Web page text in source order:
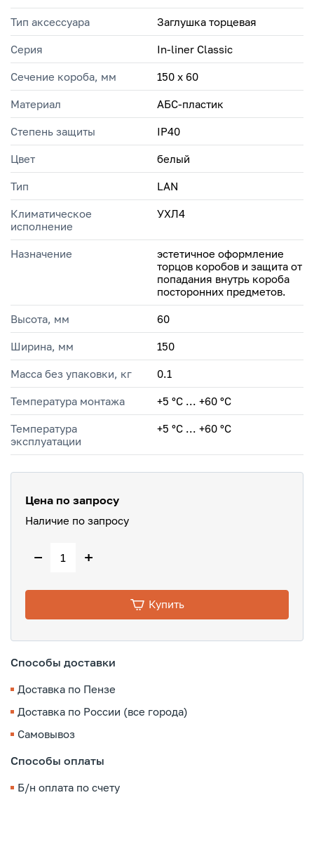
Тип аксессуара Заглушка торцевая
Серия In-liner Classic
Сечение короба, мм 150 х 60
Материал АБС-пластик
Степень защиты IP40
Цвет белый
Тип LAN
Климатическое
исполнение
УХЛ4
Назначение
эстетичное оформление
торцов коробов и защита от
попадания внутрь короба
посторонних предметов.
Высота, мм 60
Ширина, мм 150
Масса без упаковки, кг 0.1
Температура монтажа +5 °С ... +60 °С
Температура
эксплуатации
+5 °C ... +60 °C
Цена по запросу
Наличие по запросу
− +
Купить
Способы доставки
Доставка по Пензе
Доставка по России (все города)
Самовывоз
Способы оплаты
Б/н оплата по счету